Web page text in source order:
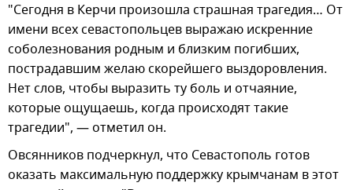
"Сегодня в Керчи произошла страшная трагедия… От
имени всех севастопольцев выражаю искренние
соболезнования родным и близким погибших,
пострадавшим желаю скорейшего выздоровления.
Нет слов, чтобы выразить ту боль и отчаяние,
которые ощущаешь, когда происходят такие
трагедии", — отметил он.
Овсянников подчеркнул, что Севастополь готов
оказать максимальную поддержку крымчанам в этот